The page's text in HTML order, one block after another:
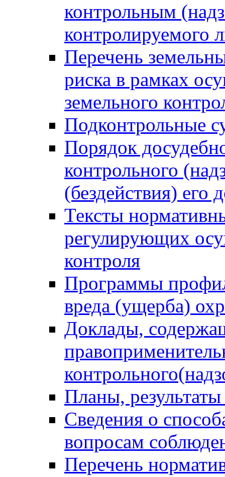
контрольным
контролируемого
Перечень
риска в рамках
земельного
Подконтрольные
Порядок
контрольного
(бездействия)
Тексты
регулирующих
контроля
Программы
вреда (ущерба)
Доклады,
Планы,
Сведения о
вопросам
Перечень